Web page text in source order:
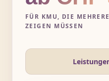
FÜR KMU, DIE
ZEIGEN MÜSSEN